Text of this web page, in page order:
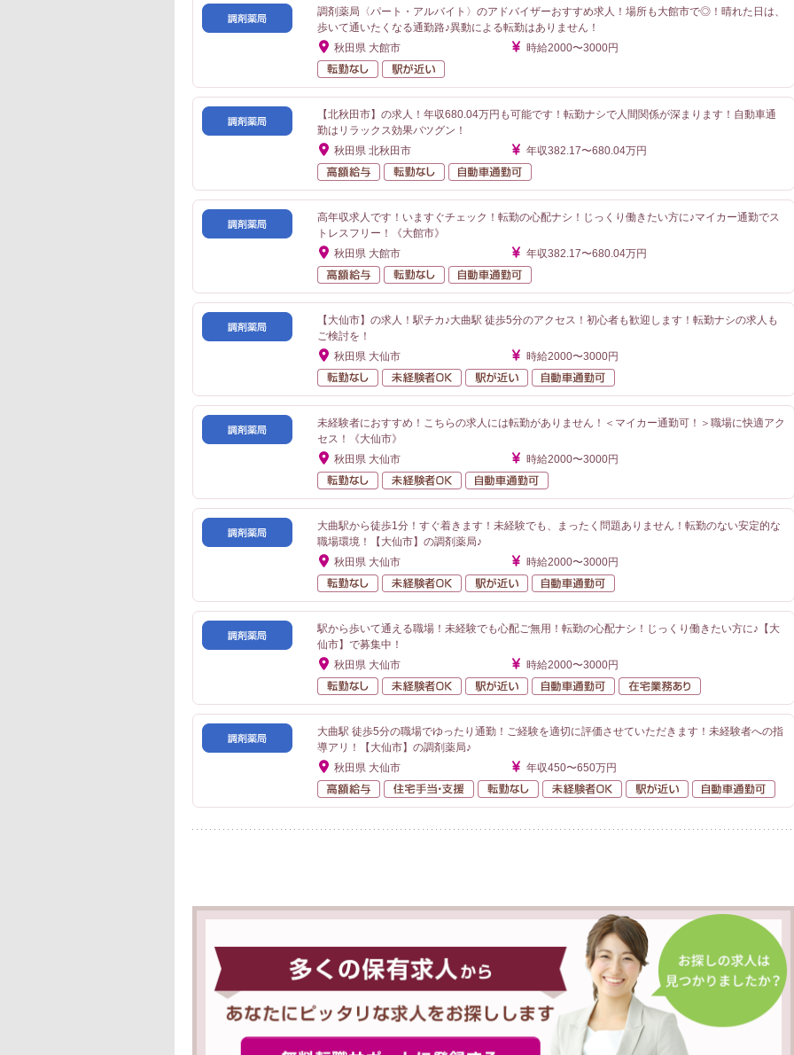
調剤薬局〈パート・アルバイト〉のアドバイザーおすすめ求人！場所も大館市で◎！晴れた日は、
歩いて通いたくなる通勤路♪異動による転勤はありません！
秋田県 大館市
時給2000〜3000円
転勤なし
【北秋田市】の求人！年収680.04万円も可能です！転勤ナシで人間関係が深まります！自動車通
勤はリラックス効果バツグン！
秋田県 北秋田市
年収382.17〜680.04万円
高額給与
転勤なし
高年収求人です！いますぐチェック！転勤の心配ナシ！じっくり働きたい方に♪マイカー通勤でス
トレスフリー！《大館市》
秋田県 大館市
年収382.17〜680.04万円
高額給与
転勤なし
【大仙市】の求人！駅チカ♪大曲駅 徒歩5分のアクセス！初心者も歓迎します！転勤ナシの求人も
ご検討を！
秋田県 大仙市
時給2000〜3000円
転勤なし
未経験者OK 駅が近い
未経験者におすすめ！こちらの求人には転勤がありません！＜マイカー通勤可！＞職場に快適アク
セス！《大仙市》
秋田県 大仙市
時給2000〜3000円
転勤なし
未経験者OK
大曲駅から徒歩1分！すぐ着きます！未経験でも、まったく問題ありません！転勤のない安定的な
職場環境！【大仙市】の調剤薬局♪
秋田県 大仙市
時給2000〜3000円
転勤なし
未経験者OK 駅が近い
駅から歩いて通える職場！未経験でも心配ご無用！転勤の心配ナシ！じっくり働きたい方に♪【大
仙市】で募集中！
秋田県 大仙市
時給2000〜3000円
転勤なし
未経験者OK 駅が近い 自動車通勤可
大曲駅 徒歩5分の職場でゆったり通勤！ご経験を適切に評価させていただきます！未経験者への指
導アリ！【大仙市】の調剤薬局♪
秋田県 大仙市
年収450〜650万円
高額給与
住宅手当・支援 転勤なし 未経験者OK 駅が近い